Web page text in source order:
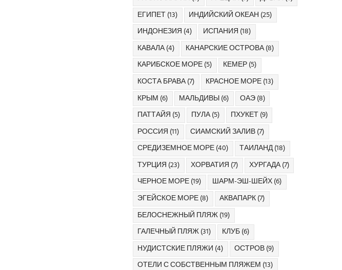
ЕГИПЕТ(13) ИНДИЙСКИЙ ОКЕАН (25)
ИНДОНЕЗИЯ (4) ИСПАНИЯ (18)
КАВАЛА(4) КАНАРСКИЕ ОСТРОВА(8)
КАРИБСКОЕ МОРЕ(5) КЕМЕР(5)
КОСТА БРАВА(7) КРАСНОЕ МОРЕ(13)
КРЫМ (6) МАЛЬДИВЫ(6) ОАЭ(8)
ПАТТАЙЯ (5) ПУЛА(5) ПХУКЕТ(9)
РОССИЯ (11) СИАМСКИЙ ЗАЛИВ(7)
СРЕДИЗЕМНОЕ МОРЕ(40) ТАИЛАНД(18)
ТУРЦИЯ (23) ХОРВАТИЯ (7) ХУРГАДА(7)
ЧЕРНОЕ МОРЕ(19) ШАРМ-ЭШ-ШЕЙХ(6)
ЭГЕЙСКОЕ МОРЕ(8) АКВАПАРК(7)
БЕЛОСНЕЖНЫЙ ПЛЯЖ(19)
ГАЛЕЧНЫЙ ПЛЯЖ(31) КЛУБ(6)
НУДИСТСКИЕ ПЛЯЖИ (4) ОСТРОВ(9)
ОТЕЛИ С СОБСТВЕННЫМ ПЛЯЖЕМ (13)